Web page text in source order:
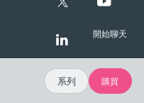
開始聊天
系列 購買